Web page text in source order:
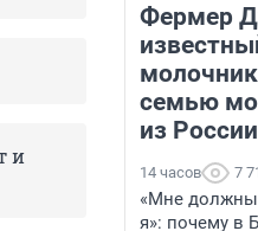
и
Фермер
семью
из
14 часов 7
«Мне должны
я»: почему в